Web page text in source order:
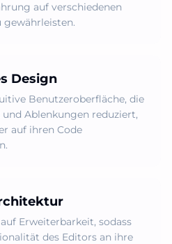
auf verschiedenen
gewährleisten.
Design
Benutzeroberfläche, die
Ablenkungen reduziert,
auf ihren Code
Erweiterbarkeit, sodass
des Editors an ihre